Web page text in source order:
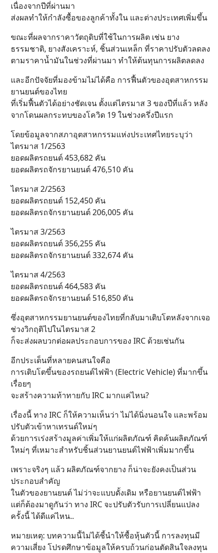
เนื่องจากปีที่ผ่านมา
ส่งผลทำให้กำลังซื้อของลูกค้าทั้งใน และต่างประเทศเพิ่มขึ้น
ขณะที่ผลจากราคาวัตถุดิบที่ใช้ในการผลิต เช่น ยาง
ธรรมชาติ, ยางสังเคราะห์, ชิ้นส่วนเหล็ก ที่ราคาปรับตัวลดลง
ตามราคาน้ำมันในช่วงที่ผ่านมา ทำให้ต้นทุนการผลิตลดลง
และอีกปัจจัยที่มองข้ามไม่ได้คือ การฟื้นตัวของอุตสาหกรรม
ยานยนต์ของไทย
ที่เริ่มฟื้นตัวได้อย่างชัดเจน ตั้งแต่ไตรมาส 3 ของปีที่แล้ว หลัง
จากโดนผลกระทบของโควิด 19 ในช่วงครึ่งปีแรก
โดยข้อมูลจากสภาอุตสาหกรรมแห่งประเทศไทยระบุว่า
ไตรมาส 1/2563
ยอดผลิตรถยนต์ 453,682 คัน
ยอดผลิตรถจักรยานยนต์ 476,510 คัน
ไตรมาส 2/2563
ยอดผลิตรถยนต์ 152,450 คัน
ยอดผลิตรถจักรยานยนต์ 206,005 คัน
ไตรมาส 3/2563
ยอดผลิตรถยนต์ 356,255 คัน
ยอดผลิตรถจักรยานยนต์ 332,674 คัน
ไตรมาส 4/2563
ยอดผลิตรถยนต์ 464,583 คัน
ยอดผลิตรถจักรยานยนต์ 516,850 คัน
ซึ่งอุตสาหกรรมยานยนต์ของไทยที่กลับมาเติบโตหลังจากเจอ
ช่วงวิกฤติไปในไตรมาส 2
ก็จะส่งผลบวกต่อผลประกอบการของ IRC ด้วยเช่นกัน
อีกประเด็นที่หลายคนสนใจคือ
การเติบโตขึ้นของรถยนต์ไฟฟ้า (Electric Vehicle) ที่มากขึ้น
เรื่อยๆ
จะสร้างความท้าทายกับ IRC มากแค่ไหน?
เรื่องนี้ ทาง IRC ก็ให้ความเห็นว่า ไม่ได้นิ่งนอนใจ และพร้อม
ปรับตัวเข้าหาเทรนด์ใหม่ๆ
ด้วยการเร่งสร้างมูลค่าเพิ่มให้แก่ผลิตภัณฑ์ คิดค้นผลิตภัณฑ์
ใหม่ๆ ที่เหมาะสำหรับชิ้นส่วนยานยนต์ไฟฟ้าเพิ่มมากขึ้น
เพราะจริงๆ แล้ว ผลิตภัณฑ์จากยาง ก็น่าจะยังคงเป็นส่วน
ประกอบสำคัญ
ในตัวของยานยนต์ ไม่ว่าจะแบบดั้งเดิม หรือยานยนต์ไฟฟ้า
แต่ก็ต้องมาดูกันว่า ทาง IRC จะปรับตัวรับการเปลี่ยนแปลง
ครั้งนี้ ได้ดีแค่ไหน..
หมายเหตุ: บทความนี้ไม่ได้ชี้นำให้ซื้อหุ้นตัวนี้ การลงทุนมี
ความเสี่ยง โปรดศึกษาข้อมูลให้ครบถ้วนก่อนตัดสินใจลงทุน